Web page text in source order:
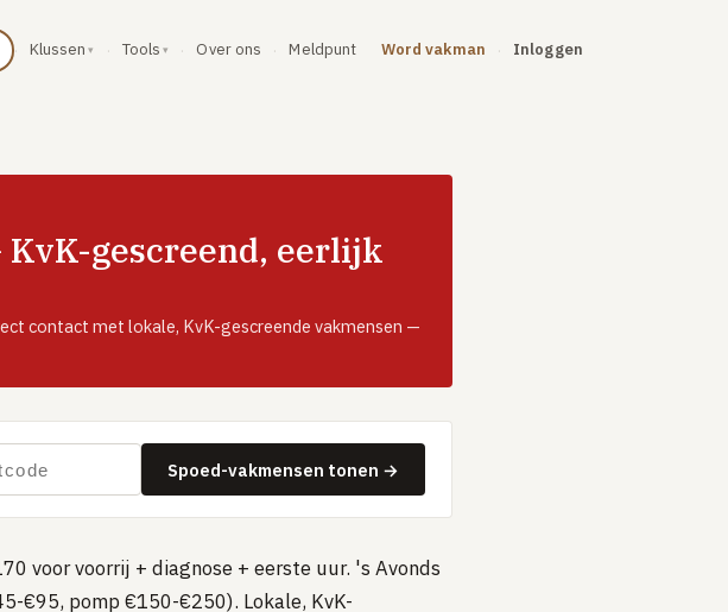
· Klussen · Tools · Over ons · Meldpunt Word vakman · Inloggen
gescreend, eerlijk
contact met lokale, KvK-gescreende vakmensen —
Spoed-vakmensen tonen →
voor voorrij + diagnose + eerste uur. 's Avonds
€95, pomp €150-€250). Lokale, KvK-